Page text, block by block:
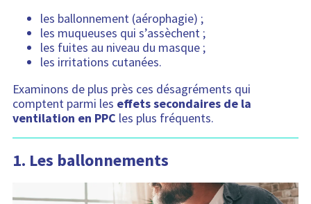
les ballonnement (aérophagie) ;
les muqueuses qui s’assèchent ;
les fuites au niveau du masque ;
les irritations cutanées.
Examinons de plus près ces désagréments qui
comptent parmi les effets secondaires de la
ventilation en PPC les plus fréquents.
1. Les ballonnements